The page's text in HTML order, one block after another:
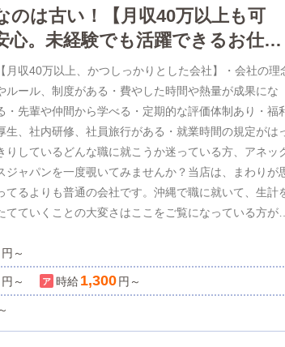
りした暮らしを手に入れたい」「新天地でこれまでの経
を活かしたい」「収入もプライベートも大切にしたい」
トも大歓迎！▶社員登用ございます。🌺沖縄でひと花咲
せましょう🌺些細なことでもかまいません。まずはお気軽
ご質問ください。ご応募・お問い合わせ、楽しみにお
しております！
は古い！【月収40万以上も可
。未経験でも活躍できるお仕事
負しよう！経験は関係なし。
【月収40万以上、かつしっかりとした会社】・会社の理
ルール、制度がある・費やした時間や熱量が成果にな
・先輩や仲間から学べる・定期的な評価体制あり・福
生、社内研修、社員旅行がある・就業時間の規定がは
りしているどんな職に就こうか迷っている方、アネッ
ジャパンを一度覗いてみませんか？当店は、まわりが
てるよりも普通の会社です。沖縄で職に就いて、生計
てていくことの大変さはここをご覧になっている方が一
さ、働き口を選ぶ際の間口の少なさ、考え出すとネガテ
ブになってきてしまうこともありますよね。だから風
、、、というわけではありませんが、当店は沖縄にて
んの不安を払拭できる会社だと思っております。しか
、未経験から始める方が99%、性別不問。年功序列で
円～
円～ 時給 1,300円～